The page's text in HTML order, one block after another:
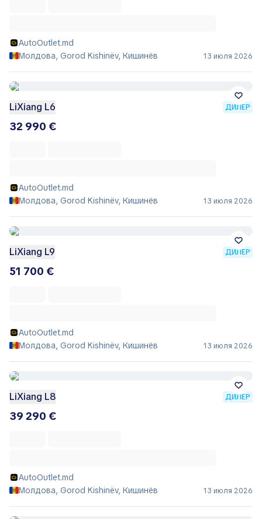
AutoOutlet.md
Молдова, Gorod Kishinëv, Кишинёв
13 июля 2026
LiXiang L6 ДИЛЕР
32 990 €
AutoOutlet.md
Молдова, Gorod Kishinëv, Кишинёв
13 июля 2026
LiXiang L9 ДИЛЕР
51 700 €
AutoOutlet.md
Молдова, Gorod Kishinëv, Кишинёв
13 июля 2026
LiXiang L8 ДИЛЕР
39 290 €
AutoOutlet.md
Молдова, Gorod Kishinëv, Кишинёв
13 июля 2026